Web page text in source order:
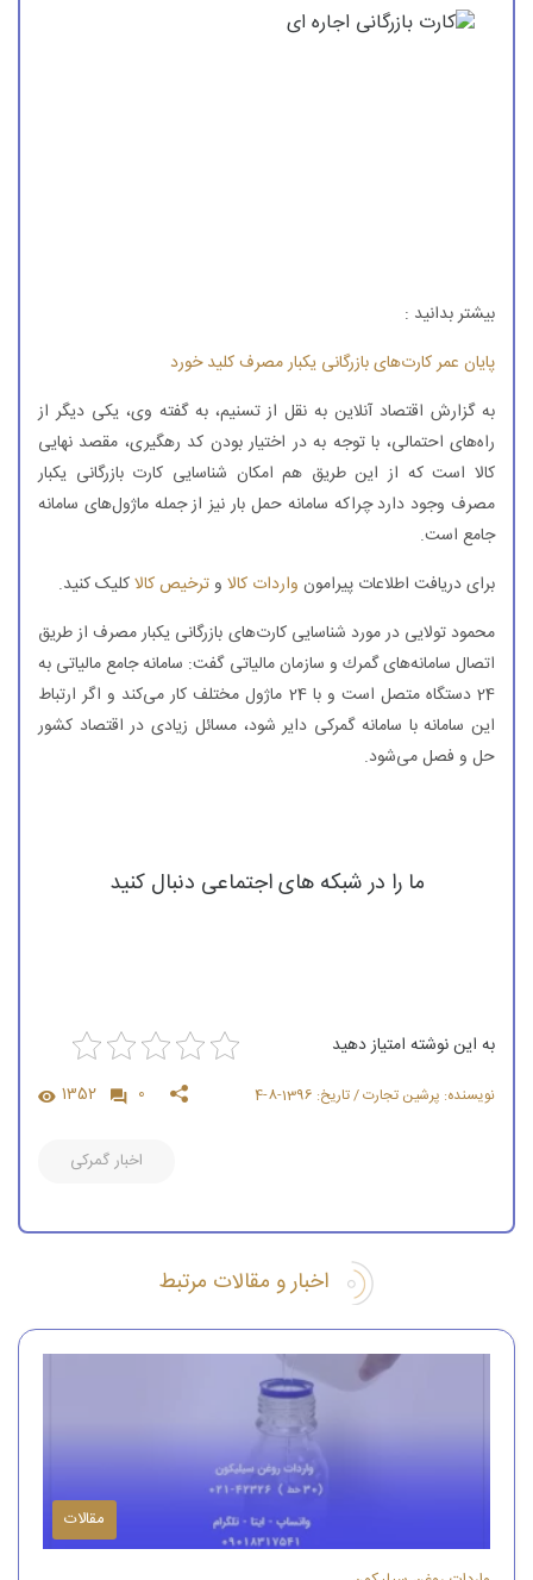
بیشتر بدانید :
پایان عمر كارت‌های بازرگانی یكبار مصرف كلید خورد
به گزارش اقتصاد آنلاین به نقل از تسنیم، به گفته وی، یكی دیگر از
راه‌های احتمالی، با توجه به در اختیار بودن كد رهگیری، مقصد نهایی
كالا است كه از این طریق هم امكان شناسایی كارت بازرگانی یكبار
مصرف وجود دارد چراكه سامانه حمل بار نیز از جمله ماژول‌های سامانه
جامع است.
برای دریافت اطلاعات پیرامون واردات کالا وترخیص کالاکلیک کنید.
محمود تولایی در مورد شناسایی كارت‌های بازرگانی یكبار مصرف از طریق
اتصال سامانه‌های گمرك و سازمان مالیاتی گفت: سامانه جامع مالیاتی به
24 دستگاه متصل است و با 24 ماژول مختلف كار می‌كند و اگر ارتباط
این سامانه با سامانه گمركی دایر شود، مسائل زیادی در اقتصاد كشور
حل و فصل می‌شود.
ما را در شبکه های اجتماعی دنبال کنید
به این نوشته امتیاز دهید
نویسنده: پرشین تجارت / تاریخ: 1396-8-4 0
1352
اخبار گمرکی
اخبار و مقالات مرتبط
مقالات